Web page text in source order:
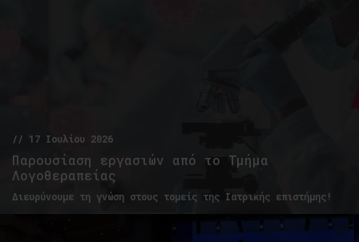
// 17 Ιουλίου 2026
Παρουσίαση εργασιών από το Τμήμα
Λογοθεραπείας
Διευρύνουμε τη γνώση στους τομείς της Ιατρικής επιστήμης!